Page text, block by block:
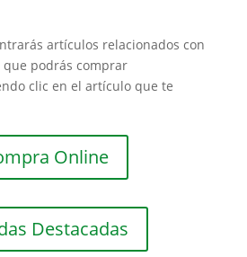
artículos relacionados con
que podrás comprar
clic en el artículo que te
Online
Destacadas